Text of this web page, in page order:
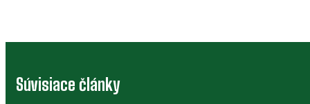
Súvisiace články